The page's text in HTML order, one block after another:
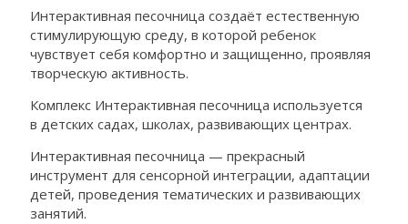
Интерактивная песочница создаёт естественную
стимулирующую среду, в которой ребенок
чувствует себя комфортно и защищенно, проявляя
творческую активность.
Комплекс Интерактивная песочница используется
в детских садах, школах, развивающих центрах.
Интерактивная песочница — прекрасный
инструмент для сенсорной интеграции, адаптации
детей, проведения тематических и развивающих
занятий.